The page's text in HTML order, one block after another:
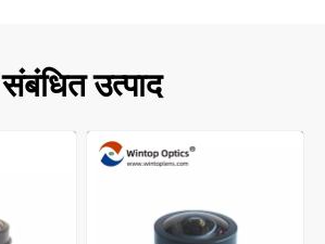
संबंधित उत्पाद